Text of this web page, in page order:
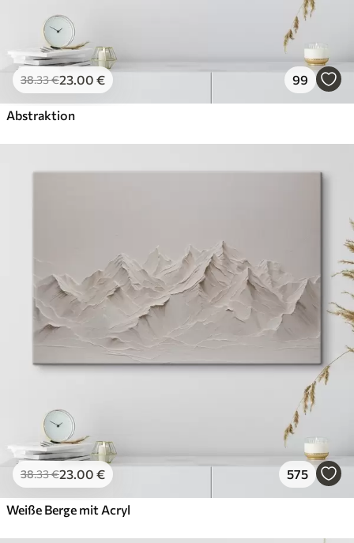
38.33€23.00 € 99
Abstraktion
38.33€23.00 € 575
Weiße Berge mit Acryl